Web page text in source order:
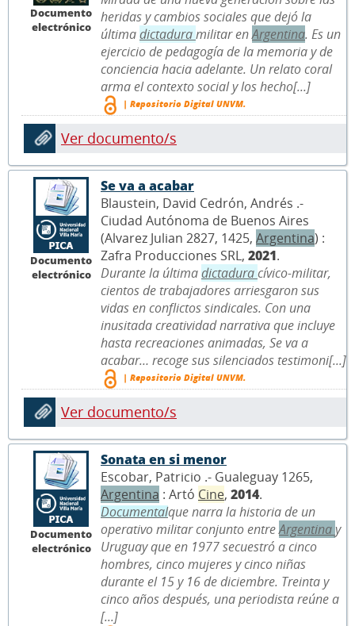
Documento
electrónico
heridas y cambios sociales que dejó la
últimadictaduramilitar enArgentina. Es un
ejercicio de pedagogía de la memoria y de
conciencia hacia adelante. Un relato coral
arma el contexto social y los hecho[...]
| Repositorio Digital UNVM.
Ver documento/s
Documento
electrónico
Se va a acabar
Blaustein, David Cedrón, Andrés .-
Ciudad Autónoma de Buenos Aires
(Alvarez Julian 2827, 1425, Argentina) :
Zafra Producciones SRL, 2021.
Durante la últimadictaduracívico-militar,
cientos de trabajadores arriesgaron sus
vidas en conflictos sindicales. Con una
inusitada creatividad narrativa que incluye
hasta recreaciones animadas, Se va a
acabar… recoge sus silenciados testimoni[...]
| Repositorio Digital UNVM.
Ver documento/s
Documento
electrónico
Sonata en si menor
Escobar, Patricio .- Gualeguay 1265,
Argentina : Artó Cine, 2014.
Documentalque narra la historia de un
operativo militar conjunto entreArgentinay
Uruguay que en 1977 secuestró a cinco
hombres, cinco mujeres y cinco niñas
durante el 15 y 16 de diciembre. Treinta y
cinco años después, una periodista reúne a
[...]